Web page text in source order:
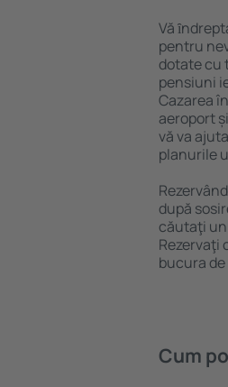
Vă
pentru
dotate cu
pensiuni
Cazarea
aeroport
vă va
planurile
după
căutaţi un
Rezervaţi
bucura de
Cum